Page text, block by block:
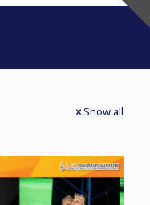
Show all